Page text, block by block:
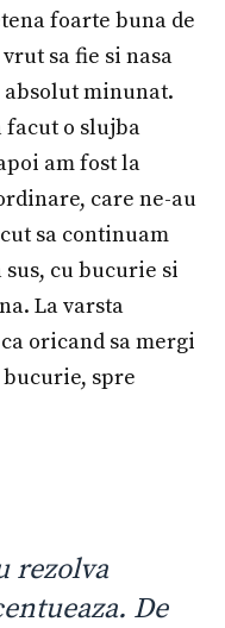
foarte buna de
sa fie si nasa
minunat.
facut o slujba
am fost la
care ne-au
sa continuam
cu bucurie si
La varsta
oricand sa mergi
spre
rezolva
De